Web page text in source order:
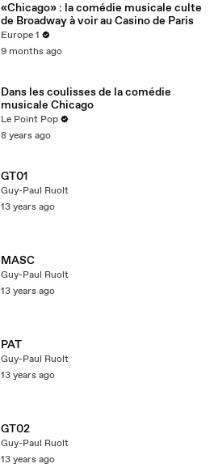
«Chicago» : la comédie musicale culte
de Broadway à voir au Casino de Paris
Europe 1
9 months ago
Dans les coulisses de la comédie
musicale Chicago
Le Point Pop
8 years ago
GT01
Guy-Paul Ruolt
13 years ago
MASC
Guy-Paul Ruolt
13 years ago
PAT
Guy-Paul Ruolt
13 years ago
GT02
Guy-Paul Ruolt
13 years ago